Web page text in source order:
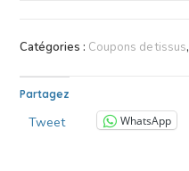
Catégories : Coupons de tissus,
Partagez
Tweet WhatsApp